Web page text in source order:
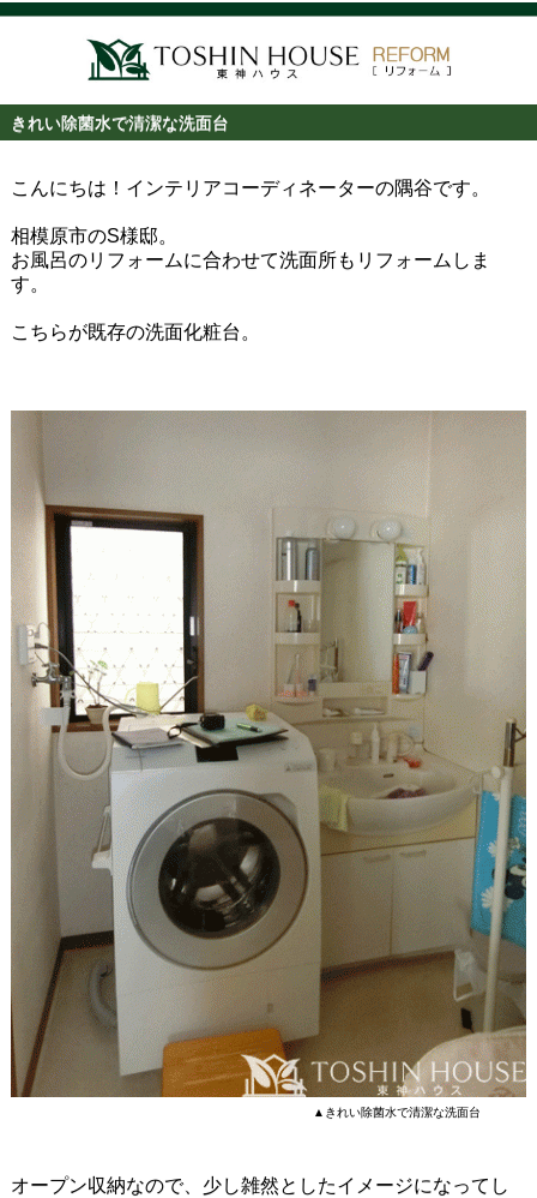
きれい除菌水で清潔な洗面台
こんにちは！インテリアコーディネーターの隅谷です。
相模原市のS様邸。
お風呂のリフォームに合わせて洗面所もリフォームしま
す。
こちらが既存の洗面化粧台。
▲きれい除菌水で清潔な洗面台
オープン収納なので、少し雑然としたイメージになってし